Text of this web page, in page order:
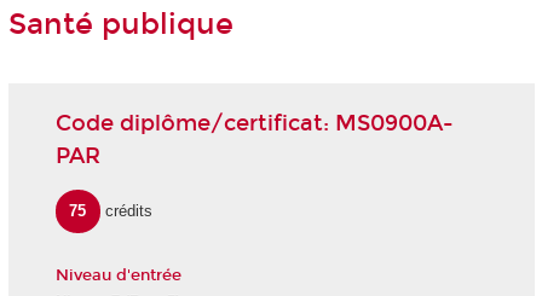
Santé publique
Code diplôme/certificat: MS0900A-
PAR
75 crédits
Niveau d'entrée